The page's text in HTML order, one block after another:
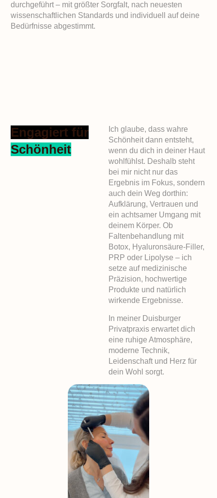
durchgeführt – mit größter Sorgfalt, nach neuesten
wissenschaftlichen Standards und individuell auf deine
Bedürfnisse abgestimmt.
Engagiert für
Schönheit
Ich glaube, dass wahre
Schönheit dann entsteht,
wenn du dich in deiner Haut
wohlfühlst. Deshalb steht
bei mir nicht nur das
Ergebnis im Fokus, sondern
auch dein Weg dorthin:
Aufklärung, Vertrauen und
ein achtsamer Umgang mit
deinem Körper. Ob
Faltenbehandlung mit
Botox, Hyaluronsäure-Filler,
PRP oder Lipolyse – ich
setze auf medizinische
Präzision, hochwertige
Produkte und natürlich
wirkende Ergebnisse.
In meiner Duisburger
Privatpraxis erwartet dich
eine ruhige Atmosphäre,
moderne Technik,
Leidenschaft und Herz für
dein Wohl sorgt.